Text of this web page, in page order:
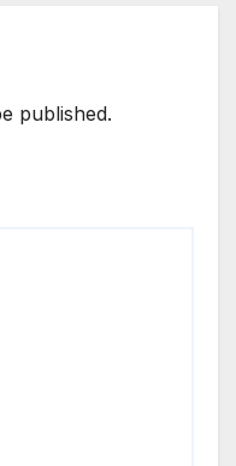
published.